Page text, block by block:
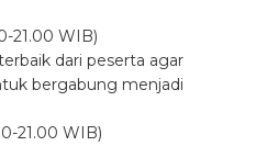
21.00 WIB)
dari peserta agar
bergabung menjadi
21.00 WIB)